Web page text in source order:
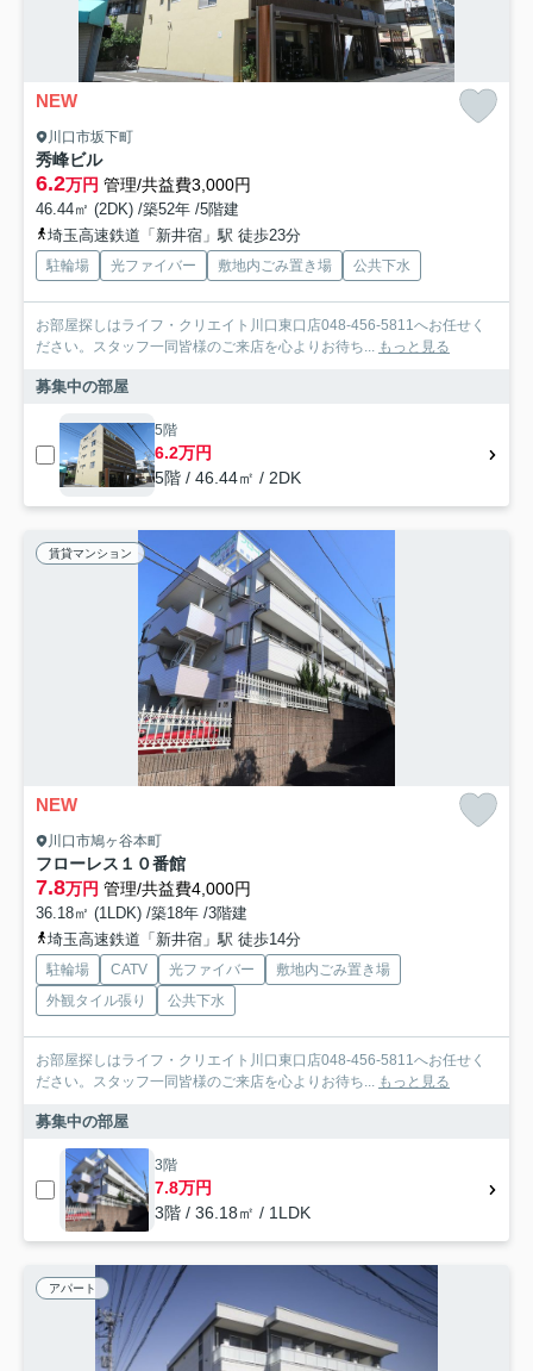
NEW
川口市坂下町
秀峰ビル
6.2万円 管理/共益費3,000円
46.44㎡ (2DK) /築52年 /5階建
埼玉高速鉄道「新井宿」駅 徒歩23分
駐輪場 光ファイバー 敷地内ごみ置き場 公共下水
お部屋探しはライフ・クリエイト川口東口店048-456-5811へお任せく
ださい。スタッフ一同皆様のご来店を心よりお待ち... もっと見る
募集中の部屋
5階
6.2万円
5階 / 46.44㎡ / 2DK
賃貸マンション
NEW
川口市鳩ヶ谷本町
フローレス１０番館
7.8万円 管理/共益費4,000円
36.18㎡ (1LDK) /築18年 /3階建
埼玉高速鉄道「新井宿」駅 徒歩14分
駐輪場 CATV 光ファイバー
敷地内ごみ置き場
外観タイル張り
公共下水
お部屋探しはライフ・クリエイト川口東口店048-456-5811へお任せく
ださい。スタッフ一同皆様のご来店を心よりお待ち... もっと見る
募集中の部屋
3階
7.8万円
3階 / 36.18㎡ / 1LDK
アパート